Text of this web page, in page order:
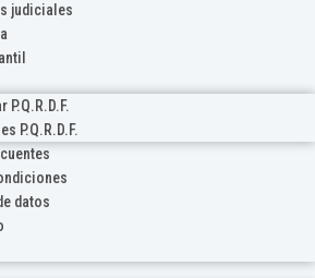
judiciales
P.Q.R.D.F.
P.Q.R.D.F.
datos